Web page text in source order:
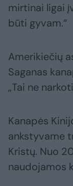
mirtinai ligai
būti gyvam.“
Amerikiečių
Saganas
„Tai ne
Kanapės
ankstyvame
Kristų. Nuo
naudojamos